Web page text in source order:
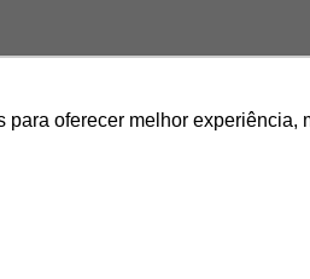
para oferecer melhor